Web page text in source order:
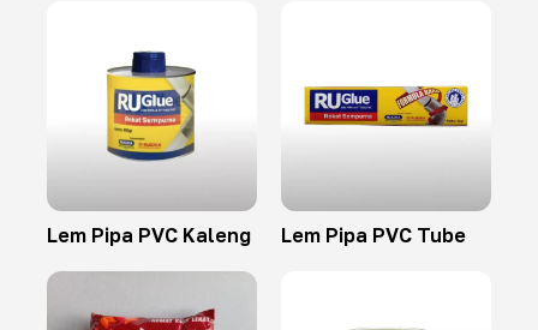
Lem Pipa PVC Kaleng Lem Pipa PVC Tube